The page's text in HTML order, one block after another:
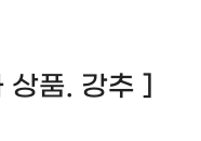
품. 강추 ]